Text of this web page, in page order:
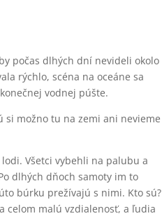
počas dlhých dní nevideli okolo
rýchlo, scéna na oceáne sa
vodnej púšte.
si možno tu na zemi ani nevieme
Všetci vybehli na palubu a
dlhých dňoch samoty im to
búrku prežívajú s nimi. Kto sú?
celom malú vzdialenosť, a ľudia